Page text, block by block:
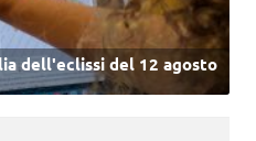
dell'eclissi del 12 agosto